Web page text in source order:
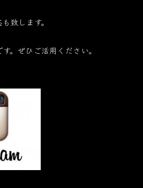
致します。
。ぜひご活用ください。